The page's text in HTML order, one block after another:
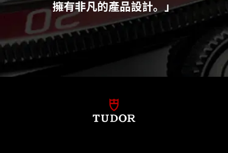
擁有非凡的產品設計。」